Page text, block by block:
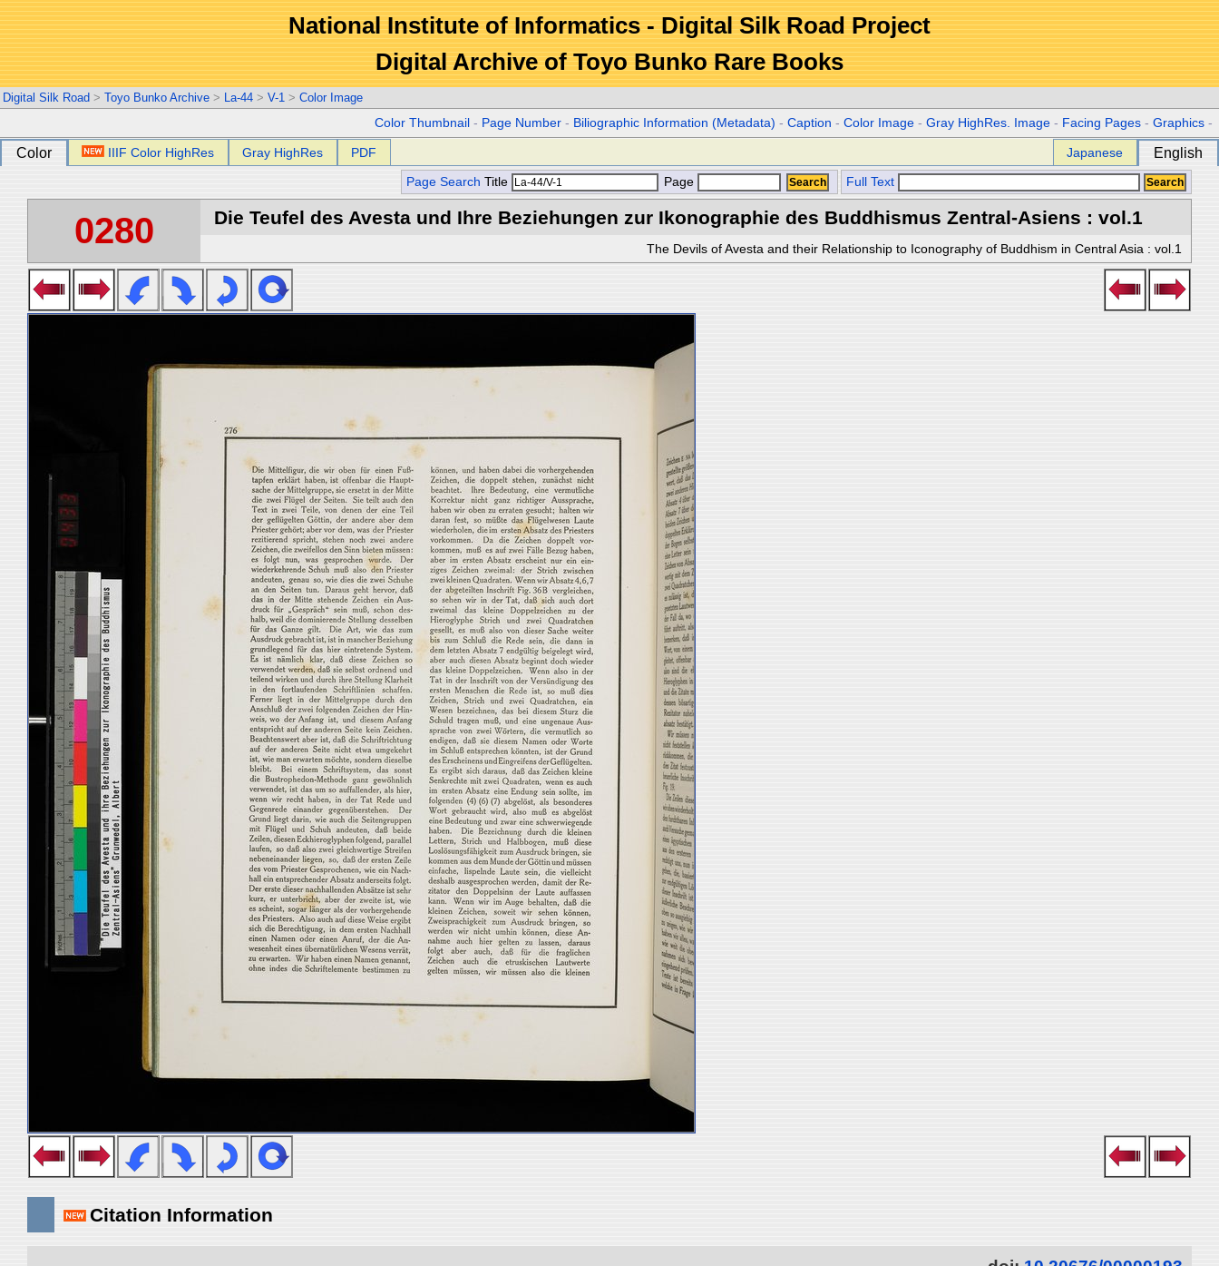
National Institute of Informatics - Digital Silk Road Project
Digital Archive of Toyo Bunko Rare Books
Digital Silk Road > Toyo Bunko Archive > La-44 > V-1 > Color Image
Color Thumbnail - Page Number - Biliographic Information (Metadata) -Caption -Color Image -Gray HighRes. Image - Facing Pages -Graphics -
Color IIIF Color HighRes Gray HighRes PDF Japanese English
Page Search Title Page Full Text
0280 Die Teufel des Avesta und Ihre Beziehungen zur Ikonographie des Buddhismus Zentral-Asiens : vol.1
The Devils of Avesta and their Relationship to Iconography of Buddhism in Central Asia : vol.1
Citation Information